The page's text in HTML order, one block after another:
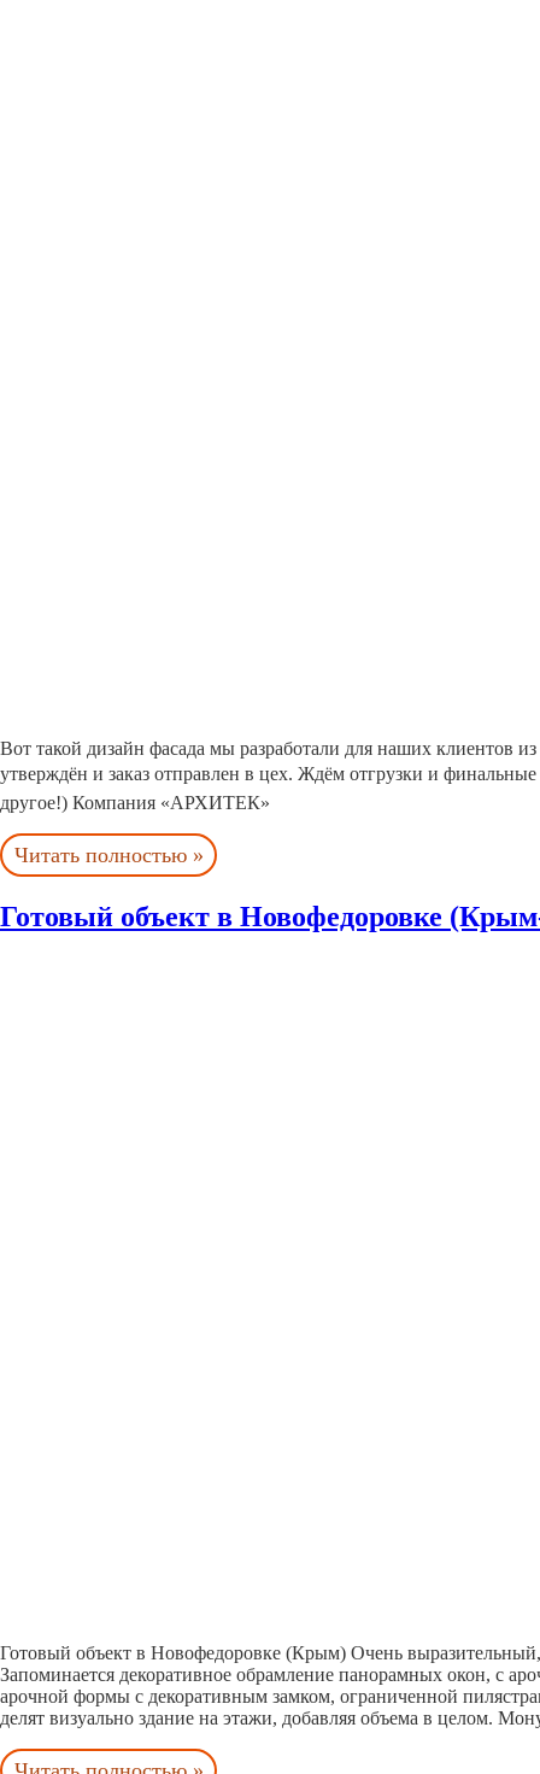
Вот такой дизайн фасада мы разработали для наших
утверждён и заказ отправлен в цех. Ждём отгрузки и
другое!) Компания «АРХИТЕК»
Читать полностью »
Готовый объект в Новофедоровке
Готовый объект в Новофедоровке (Крым) Очень
Запоминается декоративное обрамление панорамных окон, с
арочной формы с декоративным замком, ограниченной
делят визуально здание на этажи, добавляя объема в целом.